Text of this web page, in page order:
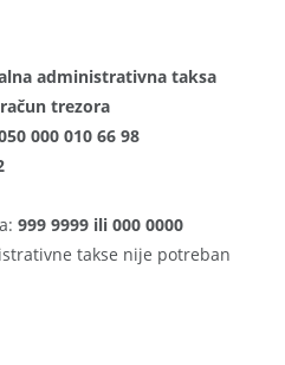
administrativna taksa
trezora
000 010 66 98
999 9999 ili 000 0000
takse nije potreban